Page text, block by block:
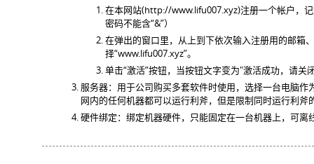
在本网站(http://www.lifu007.xyz)注册一个帐户，
密码不能含“&”）
在弹出的窗口里，从上到下依次输入注册用的邮箱
择“www.lifu007.xyz”。
单击“激活”按钮，当按钮文字变为"激活成功，请关
服务器：用于公司购买多套软件时使用，选择一台电脑
网内的任何机器都可以运行利斧，但是限制同时运行利斧
硬件绑定：绑定机器硬件，只能固定在一台机器上，可离